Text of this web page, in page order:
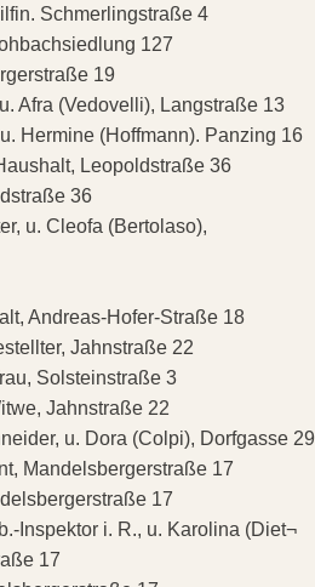
Schmerlingstraße 4
127
19
Afra (Vedovelli), Langstraße 13
Hermine (Hoffmann). Panzing 16
Leopoldstraße 36
36
u. Cleofa (Bertolaso),
Andreas-Hofer-Straße 18
Jahnstraße 22
Solsteinstraße 3
Jahnstraße 22
u. Dora (Colpi), Dorfgasse 29
Mandelsbergerstraße 17
17
Inspektor i. R., u. Karolina (Diet¬
17